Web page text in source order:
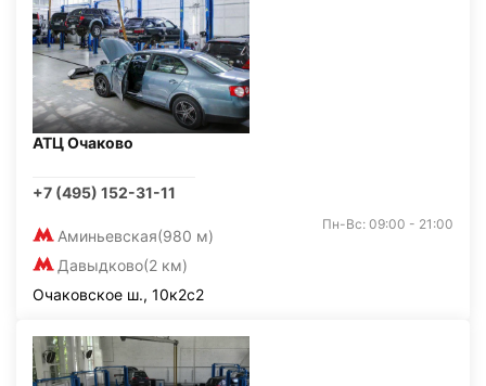
АТЦ Очаково
+7 (495) 152-31-11
Аминьевская(980 м)
Давыдково(2 км)
Пн-Вс: 09:00 - 21:00
Очаковское ш., 10к2с2